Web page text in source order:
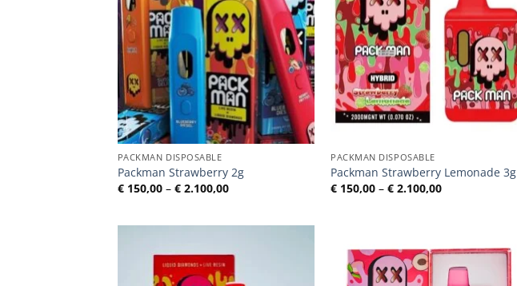
PACKMAN DISPOSABLE
Packman Strawberry 2g
€150,00 – €2.100,00Preisspanne:
PACKMAN DISPOSABLE
Packman Strawberry Lemonade 3g
€ 150,00 –€ 2.100,00Preisspanne: